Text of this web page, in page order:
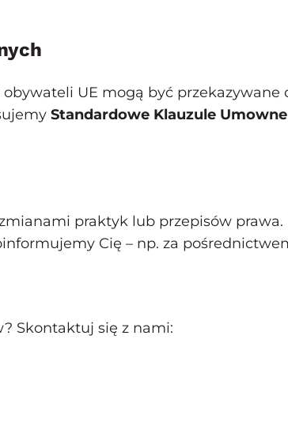
UE mogą być
Standardowe Klauzule Umowne
praktyk lub przepisów
Cię – np. za
Skontaktuj się z nami: